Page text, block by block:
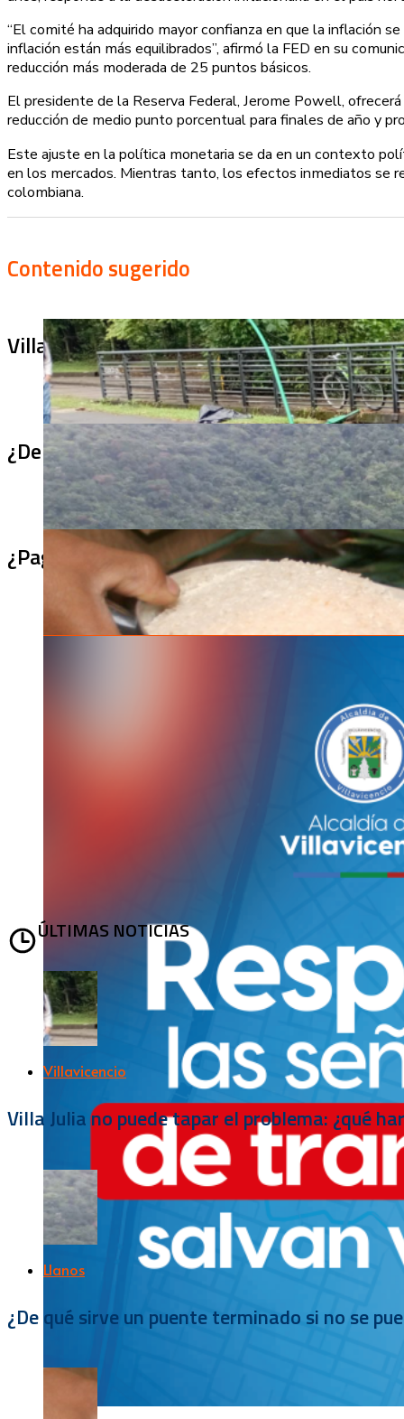
“El comité ha adquirido mayor confianza en que la inflación
inflación están más equilibrados”, afirmó la FED en su
reducción más moderada de 25 puntos básicos.
El presidente de la Reserva Federal, Jerome Powell,
reducción de medio punto porcentual para finales de año y
Este ajuste en la política monetaria se da en un contexto
en los mercados. Mientras tanto, los efectos inmediatos se
colombiana.
Contenido sugerido
Villa Julia no puede tapar el problema:
¿De qué sirve un puente terminado si no
¿Pagaron menos de lo permitido por el
ÚLTIMAS NOTICIAS
Villavicencio
Villa Julia no puede tapar el problema: ¿qué
Llanos
¿De qué sirve un puente terminado si no se